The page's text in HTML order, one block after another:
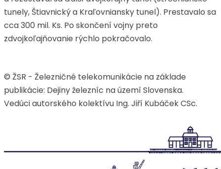
tunely, Štiavnický a Kraľovniansky tunel). Prestavalo sa
cca 300 mil. Ks. Po skončení vojny preto
zdvojkoľajňovanie rýchlo pokračovalo.
© ŽSR - Železničné telekomunikácie na základe
publikácie: Dejiny železníc na území Slovenska.
Vedúci autorského kolektívu Ing. Jiří Kubáček CSc.